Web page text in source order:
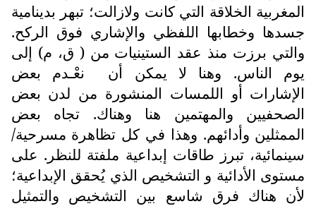
المغربية الخلاقة التي كانت ولازالت؛ تبهر بدينامية
جسدها وخطابها اللفظي والإشاري فوق الركح.
والتي برزت منذ عقد الستينيات من ( ق، م) إلى
يوم الناس. وهنا لا يمكن أن
نعْـدم بعض
الإشارات أو اللمسات المنشورة من لدن بعض
الصحفيين والمهتمين هنا وهناك. تجاه بعض
الممثلين وأدائهم. وهذا في كل تظاهرة مسرحية/
سينمائية، تبرز طاقات إبداعية ملفتة للنظر. على
مستوى الأدائية و التشخيص الذي يُحقق الإبداعية؛
لأن هناك فرق شاسع بين التشخيص والتمثيل